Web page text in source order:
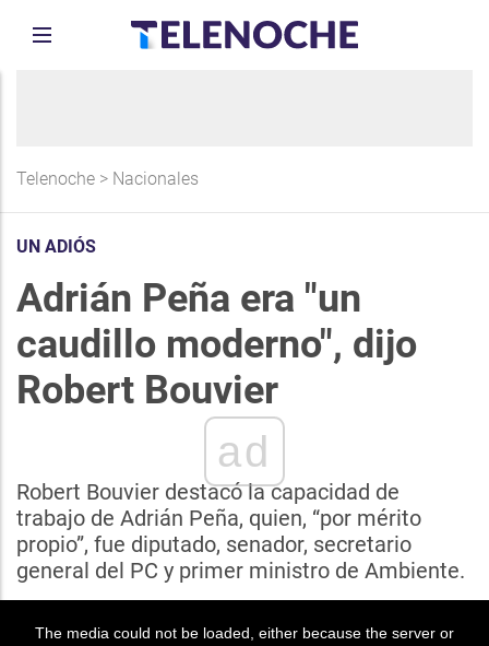
Telenoche > Nacionales
UN ADIÓS
Adrián Peña era "un
caudillo moderno", dijo
Robert Bouvier
ad
Robert Bouvier destacó la capacidad de
trabajo de Adrián Peña, quien, “por mérito
propio”, fue diputado, senador, secretario
general del PC y primer ministro de Ambiente.
The media could not be loaded, either because the server or